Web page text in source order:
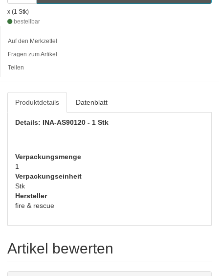
x (1 Stk)
bestellbar
Auf den Merkzettel
Fragen zum Artikel
Teilen
Produktdetails Datenblatt
Details: INA-AS90120 - 1 Stk
Verpackungsmenge
1
Verpackungseinheit
Stk
Hersteller
fire & rescue
Artikel bewerten